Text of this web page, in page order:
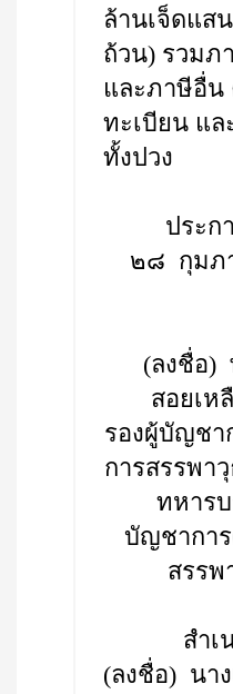
ล้านเจ็ดแส
ถ้วน) รวมภ
และภาษีอื่น
ทะเบียน แล
ทั้งปวง
ประก
๒๘ กุมภ
(ลงชื่อ)
สอ
รองผู้บัญชา
การสรรพา
ทหาร
บัญชากา
สร
สำเนา
(ลงชื่อ) นา